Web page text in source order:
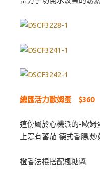
總匯活力歐姆蛋 $360
這份屬於心機派的-歐姆
上寫有蕃茄 德式香腸,
橙香法棍搭配楓糖醬